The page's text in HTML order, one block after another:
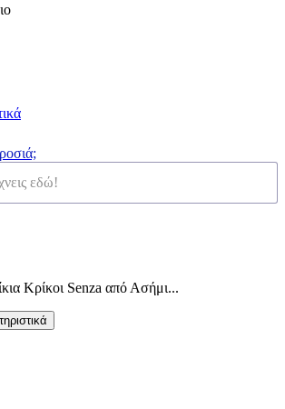
Κρίκοι Senza από Ασήμι...